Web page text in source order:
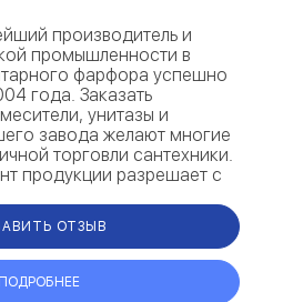
производитель и
промышленности в
фарфора успешно
года. Заказать
унитазы и
завода желают многие
торговли сантехники.
продукции разрешает с
ОТЗЫВ
ПОДРОБНЕЕ